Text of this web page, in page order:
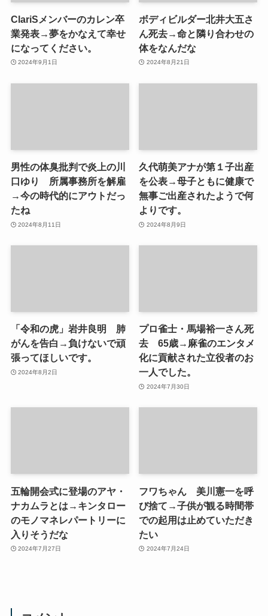
ClariSメンバーのカレン卒
業発表→夢をかなえて幸せ
になってください。
2024年9月1日
ボディビルダー北井大五さ
ん死去→命と隣り合わせの
体をなんだな
2024年8月21日
男性の体臭批判で炎上の川
口ゆり 所属事務所を解雇
→今の時代的にアウトだっ
たね
2024年8月11日
久代萌美アナが第１子出産
を公表→母子ともに健康で
無事ご出産されたようで何
よりです。
2024年8月9日
「令和の虎」岩井良明 肺
がんを告白→負けないで頑
張ってほしいです。
2024年8月2日
プロ雀士・馬場裕一さん死
去 65歳→麻雀のエンタメ
化に貢献された立役者のお
一人でした。
2024年7月30日
五輪開会式に登場のアヤ・
ナカムラとは→キンタロー
のモノマネレパートリーに
入りそうだな
2024年7月27日
フワちゃん 美川憲一を呼
び捨て→子供が観る時間帯
での起用は止めていただき
たい
2024年7月24日